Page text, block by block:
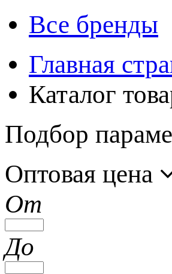
Все бренды
Главная
Каталог
Подбор
Оптовая цена
От
До